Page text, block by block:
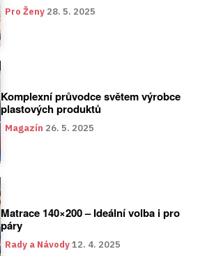
Pro Ženy 28. 5. 2025
Komplexní průvodce světem výrobce
plastových produktů
Magazín 26. 5. 2025
Matrace 140×200 – Ideální volba i pro
páry
Rady a Návody12. 4. 2025